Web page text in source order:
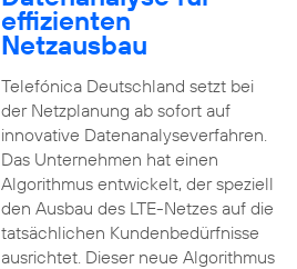
effizienten
Netzausbau
Telefónica Deutschland setzt bei
der Netzplanung ab sofort auf
innovative Datenanalyseverfahren.
Das Unternehmen hat einen
Algorithmus entwickelt, der speziell
den Ausbau des LTE-Netzes auf die
tatsächlichen Kundenbedürfnisse
ausrichtet. Dieser neue Algorithmus